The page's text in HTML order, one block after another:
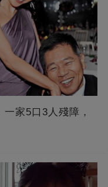
家5口3人殘障，